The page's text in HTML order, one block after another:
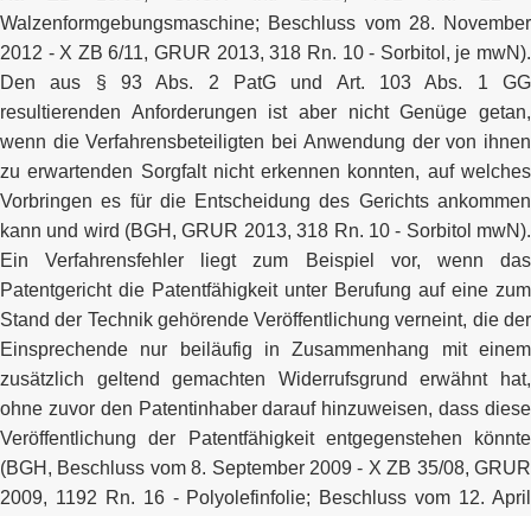
Walzenformgebungsmaschine; Beschluss vom 28. November
2012 - X ZB 6/11, GRUR 2013, 318 Rn. 10 - Sorbitol, je mwN).
Den aus § 93 Abs. 2 PatG und Art. 103 Abs. 1 GG
resultierenden Anforderungen ist aber nicht Genüge getan,
wenn die Verfahrensbeteiligten bei Anwendung der von ihnen
zu erwartenden Sorgfalt nicht erkennen konnten, auf welches
Vorbringen es für die Entscheidung des Gerichts ankommen
kann und wird (BGH, GRUR 2013, 318 Rn. 10 - Sorbitol mwN).
Ein Verfahrensfehler liegt zum Beispiel vor, wenn das
Patentgericht die Patentfähigkeit unter Berufung auf eine zum
Stand der Technik gehörende Veröffentlichung verneint, die der
Einsprechende nur beiläufig in Zusammenhang mit einem
zusätzlich geltend gemachten Widerrufsgrund erwähnt hat,
ohne zuvor den Patentinhaber darauf hinzuweisen, dass diese
Veröffentlichung der Patentfähigkeit entgegenstehen könnte
(BGH, Beschluss vom 8. September 2009 - X ZB 35/08, GRUR
2009, 1192 Rn. 16 - Polyolefinfolie; Beschluss vom 12. April